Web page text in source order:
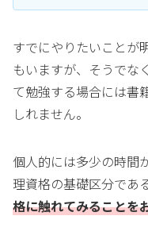
すでにやりたいことが
もいますが、そうでな
て勉強する場合には書
しれません。
個人的には多少の時間
理資格の基礎区分であ
格に触れてみることを